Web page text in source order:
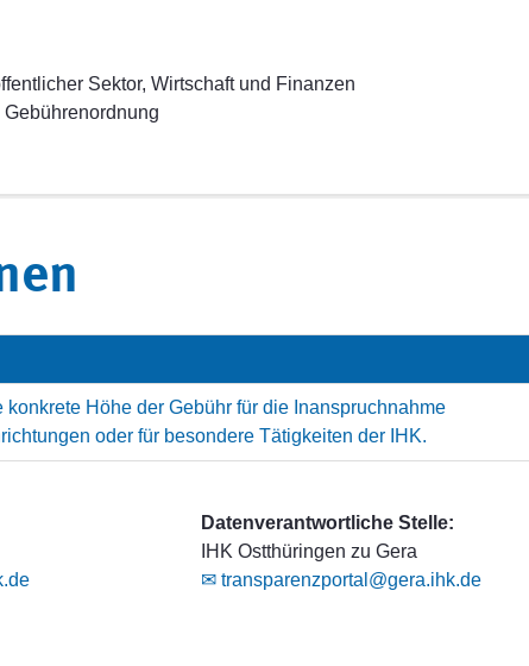
Sektor, Wirtschaft und Finanzen
konkrete Höhe der Gebühr für die Inanspruchnahme
oder für besondere Tätigkeiten der IHK.
Datenverantwortliche Stelle:
IHK Ostthüringen zu Gera
✉ transparenzportal@gera.ihk.de